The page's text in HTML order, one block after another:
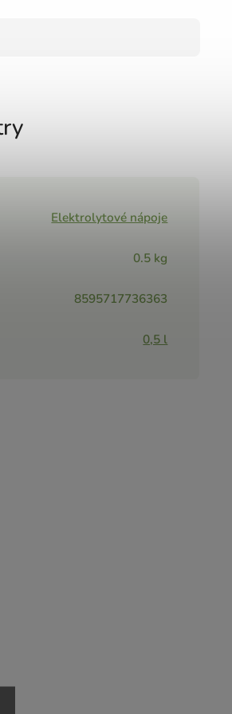
Elektrolytové nápoje
0.5 kg
8595717736363
0,5 l